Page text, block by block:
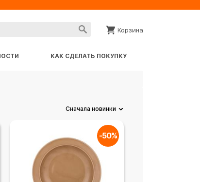
Корзина
КАК СДЕЛАТЬ ПОКУПКУ
Сначала новинки
-50%